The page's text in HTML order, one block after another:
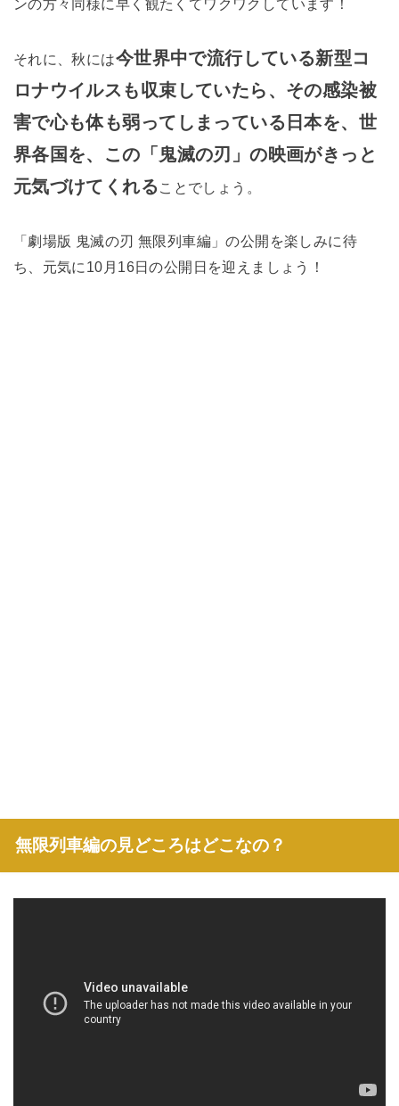
ンの方々同様に早く観たくてワクワクしています！
それに、秋には今世界中で流行している新型コ
ロナウイルスも収束していたら、その感染被
害で心も体も弱ってしまっている日本を、世
界各国を、この「鬼滅の刃」の映画がきっと
元気づけてくれる ことでしょう。
「劇場版 鬼滅の刃 無限列車編」の公開を楽しみに待
ち、元気に10月16日の公開日を迎えましょう！
無限列車編の見どころはどこなの？